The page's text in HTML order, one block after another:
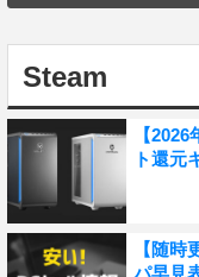
Steam
【
ト還元
【随
パ早見